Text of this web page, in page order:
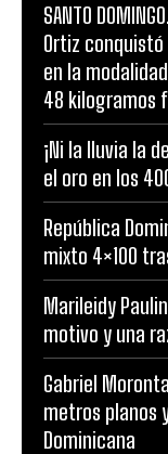
SANTO
Ortiz
en la
48 kilogramos
¡Ni la lluvia la
el oro en los
República
mixto 4×100
Marileidy
motivo y una
Gabriel
metros planos
Dominicana